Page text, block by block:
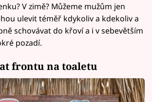
V zimě? Můžeme mužům jen
ulevit téměř kdykoliv a kdekoliv a
schovávat do křoví a i v sebevětším
pozadí.
frontu na toaletu